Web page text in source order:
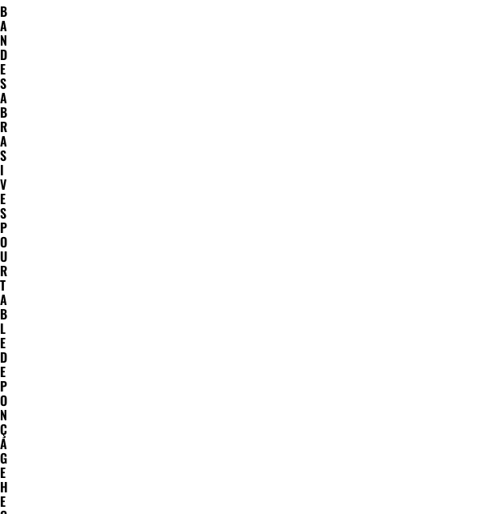
B
A
N
D
E
S
A
B
R
A
S
I
V
E
S
P
O
U
R
T
A
B
L
E
D
E
P
O
N
Ç
A
G
E
H
E